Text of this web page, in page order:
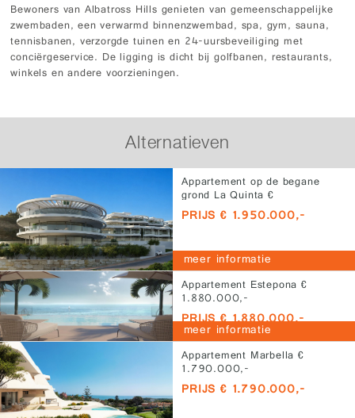
Bewoners van Albatross Hills genieten van gemeenschappelijke
zwembaden, een verwarmd binnenzwembad, spa, gym, sauna,
tennisbanen, verzorgde tuinen en 24-uursbeveiliging met
conciërgeservice. De ligging is dicht bij golfbanen, restaurants,
winkels en andere voorzieningen.
Alternatieven
Appartement op de begane
grond La Quinta €
1.950.000,-
PRIJS € 1.950.000,-
meer informatie
Appartement Estepona €
1.880.000,-
PRIJS € 1.880.000,-
meer informatie
Appartement Marbella €
1.790.000,-
PRIJS € 1.790.000,-